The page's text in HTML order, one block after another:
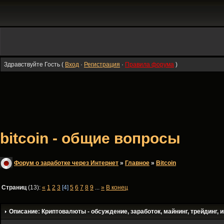
Здравствуйте Гость ( Вход · Регистрация · Правила форума )
bitcoin - общие вопросы
Форум о заработке через Интернет » Главное » Bitсoin
Страниц(13): « 1 2 3 [4] 5 6 7 8 9 ... » В конец
Описание: Криптовалюты - обсуждение, заработок, майнинг, трейдинг,